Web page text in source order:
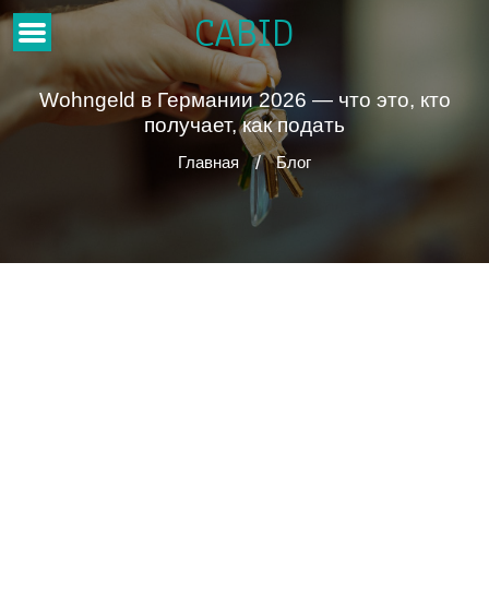
CABID
Wohngeld в Германии 2026 — что это, кто
получает, как подать
Главная Блог